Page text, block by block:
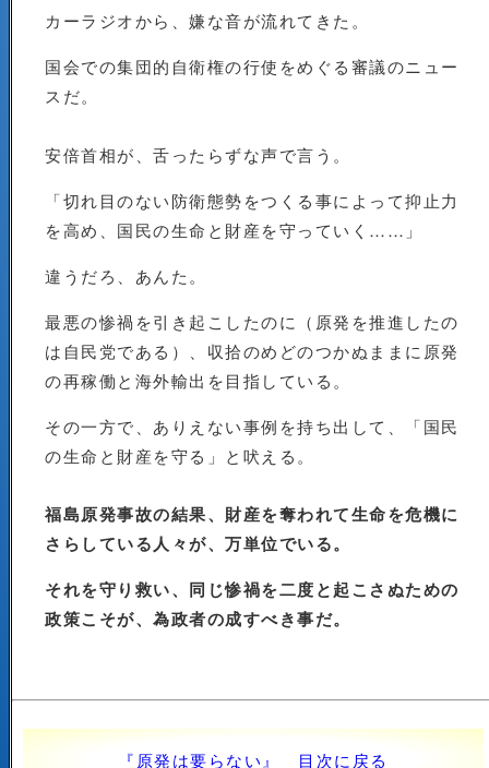
カーラジオから、嫌な音が流れてきた。
国会での集団的自衛権の行使をめぐる審議のニュー
スだ。
安倍首相が、舌ったらずな声で言う。
「切れ目のない防衛態勢をつくる事によって抑止力
を高め、国民の生命と財産を守っていく……」
違うだろ、あんた。
最悪の惨禍を引き起こしたのに（原発を推進したの
は自民党である）、収拾のめどのつかぬままに原発
の再稼働と海外輸出を目指している。
その一方で、ありえない事例を持ち出して、「国民
の生命と財産を守る」と吠える。
福島原発事故の結果、財産を奪われて生命を危機に
さらしている人々が、万単位でいる。
それを守り救い、同じ惨禍を二度と起こさぬための
政策こそが、為政者の成すべき事だ。
『原発は要らない』 目次に戻る